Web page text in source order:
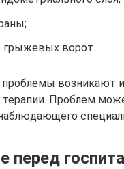
грыжевых ворот.
возникают
терапии. Проблем
перед